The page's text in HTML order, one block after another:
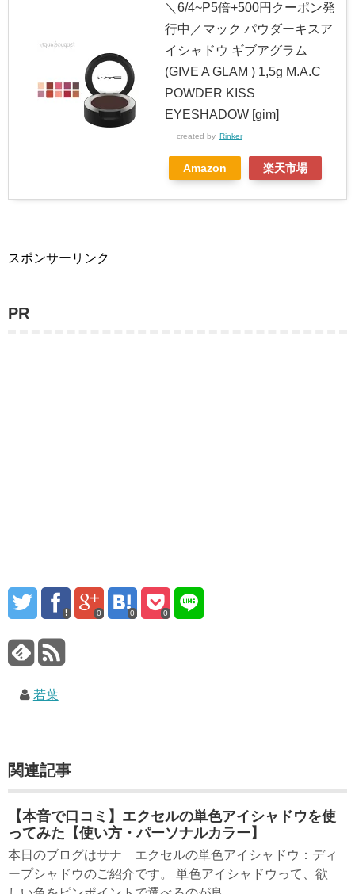
＼6/4~P5倍+500円クーポン発
行中／マック パウダーキスア
イシャドウ ギブアグラム
(GIVE A GLAM ) 1,5g M.A.C
POWDER KISS
EYESHADOW [gim]
created by Rinker
Amazon 楽天市場
スポンサーリンク
PR
0 0 0
若葉
関連記事
【本音で口コミ】エクセルの単色アイシャドウを使
ってみた【使い方・パーソナルカラー】
本日のブログはサナ エクセルの単色アイシャドウ：ディ
ープシャドウのご紹介です。 単色アイシャドウって、欲